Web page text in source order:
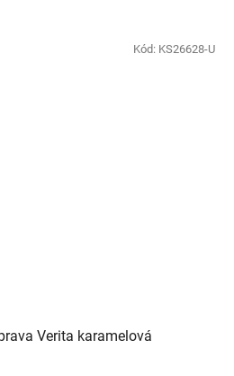
Verita karamelová
Kód: KS26628-U